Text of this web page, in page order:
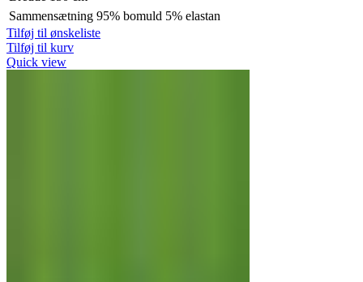
Sammensætning 95% bomuld 5% elastan
Tilføj til ønskeliste
Tilføj til kurv
Quick view